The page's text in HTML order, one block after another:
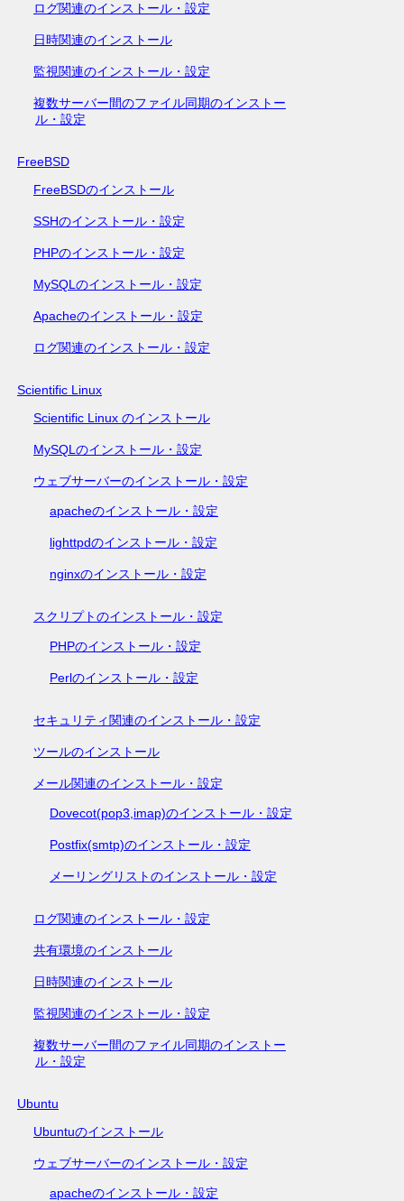
ログ関連のインストール・設定
日時関連のインストール
監視関連のインストール・設定
複数サーバー間のファイル同期のインストー
ル・設定
FreeBSD
FreeBSDのインストール
SSHのインストール・設定
PHPのインストール・設定
MySQLのインストール・設定
Apacheのインストール・設定
ログ関連のインストール・設定
Scientific Linux
Scientific Linux のインストール
MySQLのインストール・設定
ウェブサーバーのインストール・設定
apacheのインストール・設定
lighttpdのインストール・設定
nginxのインストール・設定
スクリプトのインストール・設定
PHPのインストール・設定
Perlのインストール・設定
セキュリティ関連のインストール・設定
ツールのインストール
メール関連のインストール・設定
Dovecot(pop3,imap)のインストール・設定
Postfix(smtp)のインストール・設定
メーリングリストのインストール・設定
ログ関連のインストール・設定
共有環境のインストール
日時関連のインストール
監視関連のインストール・設定
複数サーバー間のファイル同期のインストー
ル・設定
Ubuntu
Ubuntuのインストール
ウェブサーバーのインストール・設定
apacheのインストール・設定